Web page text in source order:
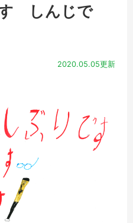
しんじで
2020.05.05更新